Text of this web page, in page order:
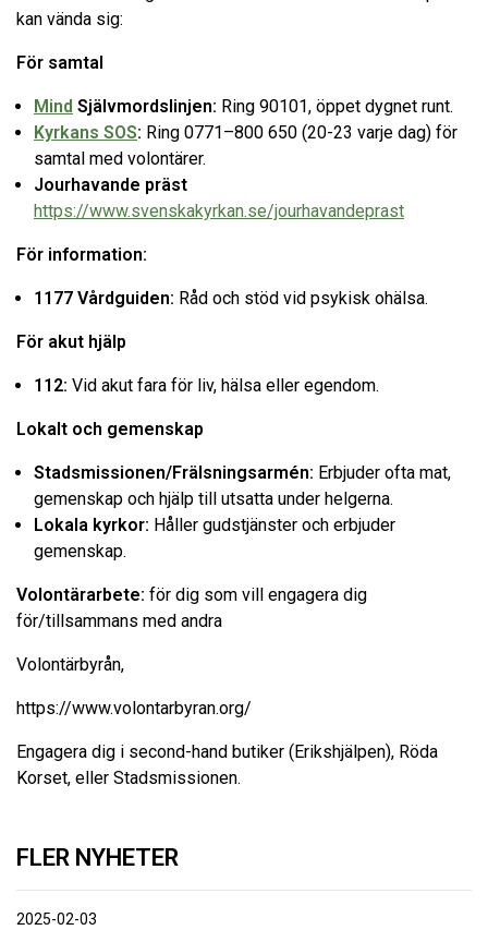
kan vända sig:
För samtal
Mind Självmordslinjen: Ring 90101, öppet dygnet runt.
Kyrkans SOS: Ring 0771–800 650 (20-23 varje dag) för
samtal med volontärer.
Jourhavande präst
https://www.svenskakyrkan.se/jourhavandeprast
För information:
1177 Vårdguiden: Råd och stöd vid psykisk ohälsa.
För akut hjälp
112: Vid akut fara för liv, hälsa eller egendom.
Lokalt och gemenskap
Stadsmissionen/Frälsningsarmén: Erbjuder ofta mat,
gemenskap och hjälp till utsatta under helgerna.
Lokala kyrkor: Håller gudstjänster och erbjuder
gemenskap.
Volontärarbete: för dig som vill engagera dig
för/tillsammans med andra
Volontärbyrån,
https://www.volontarbyran.org/
Engagera dig i second-hand butiker (Erikshjälpen), Röda
Korset, eller Stadsmissionen.
FLER NYHETER
2025-02-03